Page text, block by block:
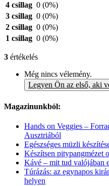
4 csillag 0 (0%)
3 csillag 0 (0%)
2 csillag 0 (0%)
1 csillag 0 (0%)
3 értékelés
Még nincs vélemény.
Legyen Ön az első, aki
Magazinunkból:
Hands on Veggies –
Ausztriából
Egészséges müzli
Készítsen pitypangmézet
Kávé – mit tud valójában
Túrázás: az egynapos
helyen